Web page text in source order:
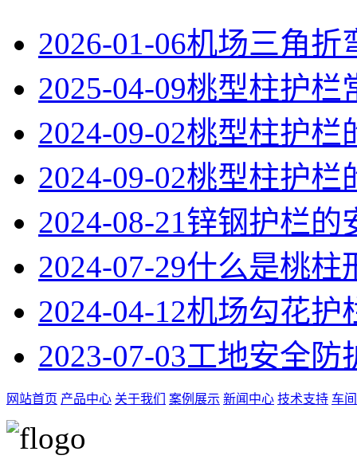
2026-01-06机场三角折
2025-04-09桃型柱护栏
2024-09-02桃型柱护栏
2024-09-02桃型柱护栏
2024-08-21锌钢护栏的
2024-07-29什么是桃柱
2024-04-12机场勾花护
2023-07-03工地安全防
网站首页 产品中心 关于我们 案例展示 新闻中心 技术支持 车